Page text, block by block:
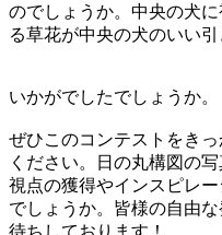
のでしょうか。中央の犬
る草花が中央の犬のいい
いかがでしたでしょうか。
ぜひこのコンテストをき
ください。日の丸構図の
視点の獲得やインスピレ
でしょうか。皆様の自由
待ちしております！